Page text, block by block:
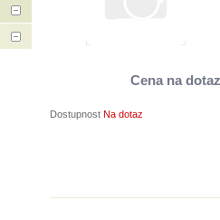
Cena na dotaz
Dostupnost Na dotaz